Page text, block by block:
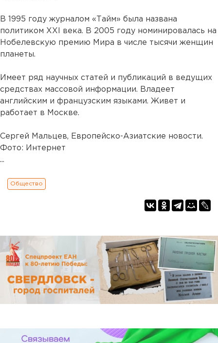
В 1995 году журналом «Тайм» была названа
политиком XXI века. В 2005 году номинировалась на
Нобелевскую премию Мира в числе тысячи женщин
планеты.
Имеет ряд научных статей и публикаций в ведущих
средствах массовой информации. Владеет
английским и французским языками. Живет и
работает в Москве.
Сергей Мальцев, Европейско-Азиатские новости.
Фото: Интернет
...
Общество